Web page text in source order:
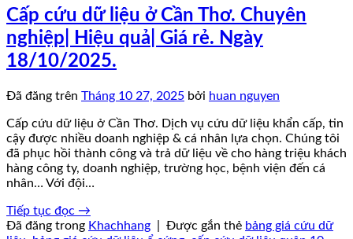
Cấp cứu dữ liệu ở Cần Thơ. Chuyên
nghiệp| Hiệu quả| Giá rẻ. Ngày
18/10/2025.
Đã đăng trên Tháng 10 27, 2025 bởi huan nguyen
Cấp cứu dữ liệu ở Cần Thơ. Dịch vụ cứu dữ liệu khẩn cấp, tin
cậy được nhiều doanh nghiệp & cá nhân lựa chọn. Chúng tôi
đã phục hồi thành công và trả dữ liệu về cho hàng triệu khách
hàng công ty, doanh nghiệp, trường học, bệnh viện đến cá
nhân… Với đội…
Tiếp tục đọc →
Đã đăng trong Khachhang Được gắn thẻ bảng giá cứu dữ